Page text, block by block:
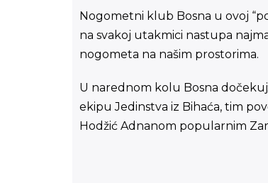
Nogometni klub Bosna u ovoj
na svakoj utakmici nastupa
nogometa na našim prostorima.
U narednom kolu Bosna
ekipu Jedinstva iz Bihaća, tim
Hodžić Adnanom popularnim